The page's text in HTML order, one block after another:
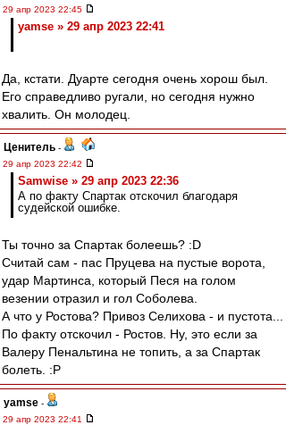
29 апр 2023 22:45
yamse » 29 апр 2023 22:41
Да, кстати. Дуарте сегодня очень хорош был.
Его справедливо ругали, но сегодня нужно
хвалить. Он молодец.
Ценитель -
29 апр 2023 22:42
Samwise » 29 апр 2023 22:36
А по факту Спартак отскочил благодаря
судейской ошибке.
Ты точно за Спартак болеешь? :D
Считай сам - пас Пруцева на пустые ворота,
удар Мартинса, который Песя на голом
везении отразил и гол Соболева.
А что у Ростова? Привоз Селихова - и пустота...
По факту отскочил - Ростов. Ну, это если за
Валеру Пенальтина не топить, а за Спартак
болеть. :P
yamse -
29 апр 2023 22:41